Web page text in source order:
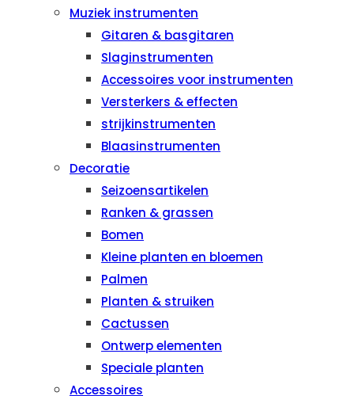
Muziek instrumenten
Gitaren & basgitaren
Slaginstrumenten
Accessoires voor instrumenten
Versterkers & effecten
strijkinstrumenten
Blaasinstrumenten
Decoratie
Seizoensartikelen
Ranken & grassen
Bomen
Kleine planten en bloemen
Palmen
Planten & struiken
Cactussen
Ontwerp elementen
Speciale planten
Accessoires